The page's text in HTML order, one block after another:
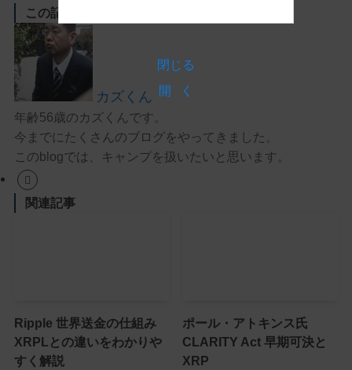
この記事を書いた人
カズくん
年齢56歳のカズくんです。
今までにたくさんのブログをやってきました。
このblogでは、キャンプを扱いたいと思います。
関連記事
Ripple 世界送金の仕組み
XRPLとの違いをわかりや
すく解説
ポール・アトキンス氏
CLARITY Act 早期可決と
XRP
閉じる
開 く